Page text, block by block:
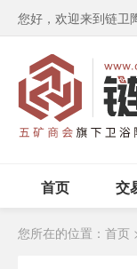
您好，欢迎来到链卫
首页 交
您所在的位置： 首页